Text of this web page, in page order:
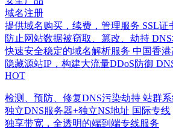
域名注册
提供域名购买，续费，管理服务 SSL证
防止网站数据被窃取、篡改、劫持
快速安全稳定的域名解析服务 中国香港
隐藏源站IP，构建大流量DDoS防御
HOT
检测、预防、修复DNS污染劫持 站群
独立DNS服务器+独立NS地址 国际专线
独享带宽，全透明的端到端专线服务